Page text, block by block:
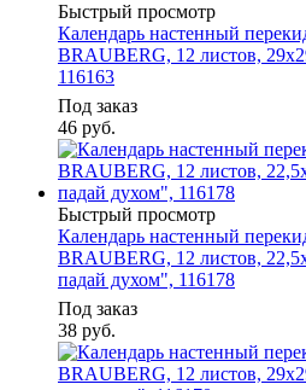
Быстрый просмотр
Календарь настенный
BRAUBERG, 12 листов,
116163
Под заказ
46 руб.
Быстрый просмотр
Календарь настенный
BRAUBERG, 12 листов,
падай духом", 116178
Под заказ
38 руб.